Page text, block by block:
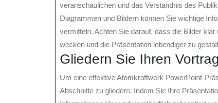
veranschaulichen und das Verständnis des
Diagrammen und Bildern können Sie wichtige
vermitteln. Achten Sie darauf, dass die Bilder
wecken und die Präsentation lebendiger zu
Gliedern Sie Ihren
Um eine effektive Atomkraftwerk PowerPoint-
Abschnitte zu gliedern. Indem Sie Ihre